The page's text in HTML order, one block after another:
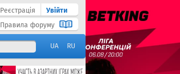
Реєстрація
Увійти
Правила форуму
UA RU